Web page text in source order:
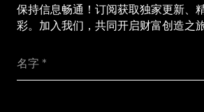
保持信息畅通！订阅获取独家更新、
彩。加入我们，共同开启财富创造之旅